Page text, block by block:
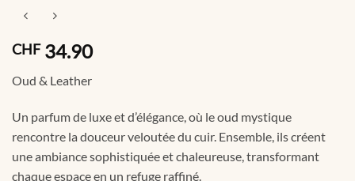
CHF34.90
Oud & Leather
Un parfum de luxe et d’élégance, où le oud mystique
rencontre la douceur veloutée du cuir. Ensemble, ils créent
une ambiance sophistiquée et chaleureuse, transformant
chaque espace en un refuge raffiné.